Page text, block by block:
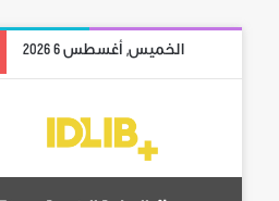
الخميس, أغسطس 6 2026